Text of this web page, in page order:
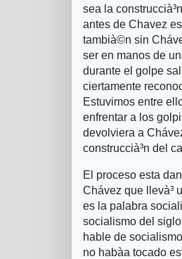
sea la
antes de Chavez
tambià©n sin
ser en manos de
durante el golpe
ciertamente
Estuvimos entre
enfrentar a los
devolviera a
construccià³n del
El proceso esta
Chávez que llevà³
es la palabra
socialismo del
hable de
no habà­a tocado